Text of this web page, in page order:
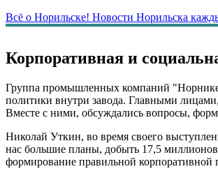
Всё о Норильске! Новости Норильска
Корпоративная и
Группа промышленных компаний
политики внутри завода. Главными
Вместе с ними, обсуждались вопросы,
Николай Уткин, во время своего
нас большие планы, добыть 17,5
формирование правильной корпоративной